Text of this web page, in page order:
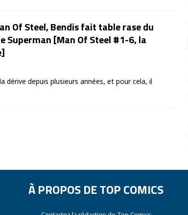
Of Steel, Bendis fait table rase du
Superman [Man Of Steel #1-6, la
dérive depuis plusieurs années, et pour cela, il
À PROPOS DE TOP COMICS